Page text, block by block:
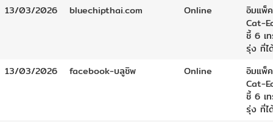
13/03/2026
bluechipthai.com Online
อิมแพ็
Cat-
ชี้ 6 เ
รุ่ง ที่ไ
13/03/2026
facebook-บลูชิพ Online
อิมแพ็
Cat-
ชี้ 6 เ
รุ่ง ที่ไ